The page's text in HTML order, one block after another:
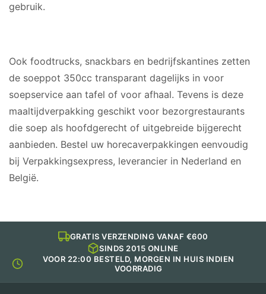
gebruik.
Ook foodtrucks, snackbars en bedrijfskantines zetten
de soeppot 350cc transparant dagelijks in voor
soepservice aan tafel of voor afhaal. Tevens is deze
maaltijdverpakking geschikt voor bezorgrestaurants
die soep als hoofdgerecht of uitgebreide bijgerecht
aanbieden. Bestel uw horecaverpakkingen eenvoudig
bij Verpakkingsexpress, leverancier in Nederland en
België.
GRATIS VERZENDING VANAF €600
SINDS 2015 ONLINE
VOOR 22:00 BESTELD, MORGEN IN HUIS INDIEN
VOORRADIG